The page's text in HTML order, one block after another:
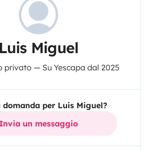
Luis Miguel
privato — Su Yescapa dal 2025
domanda per Luis Miguel?
Invia un messaggio